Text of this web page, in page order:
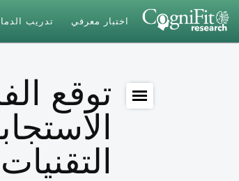
اختبار معرفي تدريب
توقع